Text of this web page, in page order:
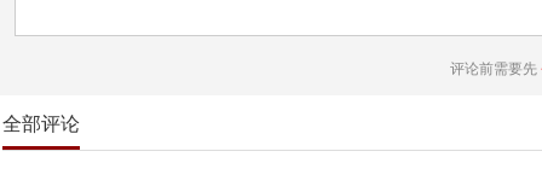
评论前需要先
全部评论